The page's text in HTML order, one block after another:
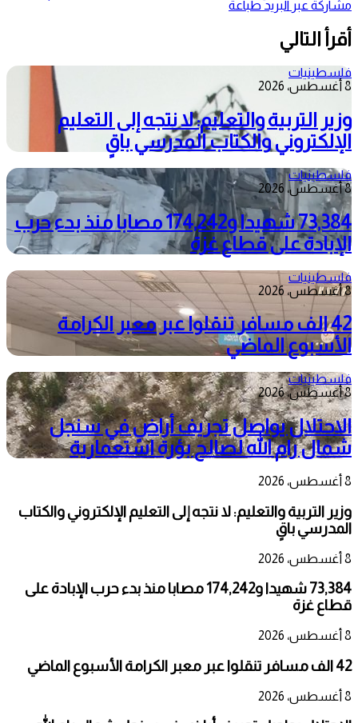
مشاركة عبر البريد طباعة
أقرأ التالي
فلسطينيات
8 أغسطس، 2026
وزير التربية والتعليم: لا نتجه إلى التعليم
الإلكتروني والكتاب المدرسي باقٍ
فلسطينيات
8 أغسطس، 2026
73,384 شهيدا و174,242 مصابا منذ بدء حرب
الإبادة على قطاع غزة
فلسطينيات
8 أغسطس، 2026
42 الف مسافر تنقلوا عبر معبر الكرامة
الأسبوع الماضي
فلسطينيات
8 أغسطس، 2026
الاحتلال يواصل تجريف أراضٍ في سنجل
شمال رام الله لصالح بؤرة استعمارية
8 أغسطس، 2026
وزير التربية والتعليم: لا نتجه إلى التعليم الإلكتروني والكتاب
المدرسي باقٍ
8 أغسطس، 2026
73,384 شهيدا و174,242 مصابا منذ بدء حرب الإبادة على
قطاع غزة
8 أغسطس، 2026
42 الف مسافر تنقلوا عبر معبر الكرامة الأسبوع الماضي
8 أغسطس، 2026